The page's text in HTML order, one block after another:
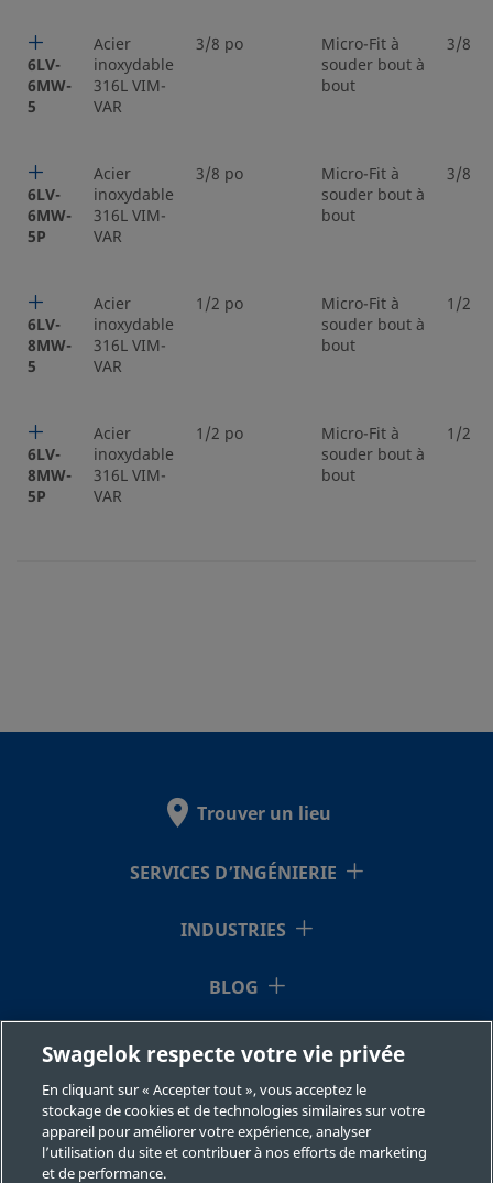
6LV-
6MW-
5
Acier
inoxydable
316L VIM-
VAR
3/8 po
Micro-Fit à
souder bout à
bout
3/8 po
6LV-
6MW-
5P
Acier
inoxydable
316L VIM-
VAR
3/8 po
Micro-Fit à
souder bout à
bout
3/8 po
6LV-
8MW-
5
Acier
inoxydable
316L VIM-
VAR
1/2 po
Micro-Fit à
souder bout à
bout
1/2 po
6LV-
8MW-
5P
Acier
inoxydable
316L VIM-
VAR
1/2 po
Micro-Fit à
souder bout à
bout
1/2 po
Trouver un lieu
SERVICES D’INGÉNIERIE
INDUSTRIES
BLOG
RESSOURCES
À NOTRE SUJET
Swagelok respecte votre vie privée
En cliquant sur « Accepter tout », vous acceptez le
stockage de cookies et de technologies similaires sur votre
appareil pour améliorer votre expérience, analyser
l’utilisation du site et contribuer à nos efforts de marketing
et de performance.